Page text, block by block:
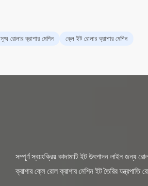
সূক্ষ্ম রোলার ক্রাশার মেশিন ক্লে ইট রোলার ক্রাশার মেশিন
সম্পূর্ণ স্বয়ংক্রিয় কাদামাটি ইট উৎপাদন লাইন জন্য